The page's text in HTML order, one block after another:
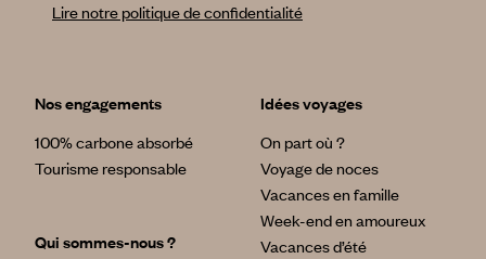
Lire notre politique de confidentialité
Nos engagements
100% carbone absorbé
Tourisme responsable
Qui sommes-nous ?
Idées voyages
On part où ?
Voyage de noces
Vacances en famille
Week-end en amoureux
Vacances d’été